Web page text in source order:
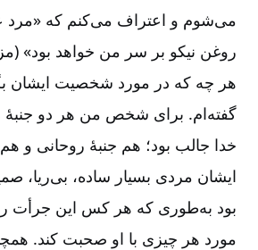
می‌‌شوم و اعتراف می‌‌کنم که «مرد
روغن نیکو بر سر من خواهد بود» (مزمور
هر چه که در مورد شخصیت ایشان
گفته‌‌ام. برای شخص من هر دو جنبۀ
خدا جالب بود؛ هم جنبۀ روحانی و
ایشان مردی بسیار ساده، بی‌‌ریا،
بود به‌‌طوری که هر کس این جرأت را
مورد هر چیزی با او صحبت کند.